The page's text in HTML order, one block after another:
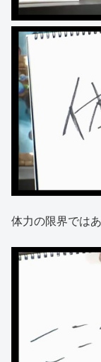
体力の限界では